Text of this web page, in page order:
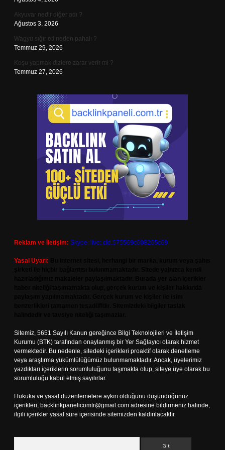
Akyuvar nedir diğer adı ?
Ağustos 3, 2026
Wagyu sığır eti neden pahalı ?
Temmuz 29, 2026
Koşu yapmak dizlere zarar verir mi ?
Temmuz 27, 2026
Reklam ve İletişim: Skype: live:.cid.575569c608265c69
Yasal Uyarı:
Sitemiz, 5651 Sayılı Kanun gereğince Bilgi Teknolojileri ve İletişim
Kurumu (BTK) tarafından onaylanmış bir Yer Sağlayıcı olarak hizmet
vermektedir. Bu nedenle, sitedeki içerikleri proaktif olarak denetleme
veya araştırma yükümlülüğümüz bulunmamaktadır. Ancak, üyelerimiz
yazdıkları içeriklerin sorumluluğunu taşımakta olup, siteye üye olarak bu
sorumluluğu kabul etmiş sayılırlar.
Hukuka ve yasal düzenlemelere aykırı olduğunu düşündüğünüz
içerikleri, backlinkpanelicomtr@gmail.com adresine bildirmeniz halinde,
ilgili içerikler yasal süre içerisinde sitemizden kaldırılacaktır.